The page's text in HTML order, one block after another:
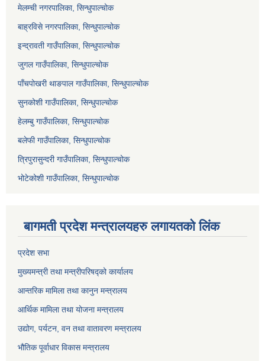
मेलम्ची नगरपालिका, सिन्धुपाल्चोक
बाह्रविसे नगरपालिका, सिन्धुपाल्चोक
इन्द्रावती गाउँपालिका, सिन्धुपाल्चोक
जुगल गाउँपालिका, सिन्धुपाल्चोक
पाँचपोखरी थाङपाल गाउँपालिका, सिन्धुपाल्चोक
सुनकोशी गाउँपालिका, सिन्धुपाल्चोक
हेलम्बु गाउँपालिका, सिन्धुपाल्चोक
बलेफी गाउँपालिका, सिन्धुपाल्चोक
त्रिपुरासुन्दरी गाउँपालिका, सिन्धुपाल्चोक
भोटेकोशी गाउँपालिका, सिन्धुपाल्चोक
बागमती प्रदेश मन्त्रालयहरु लगायतको लिंक
प्रदेश सभा
मुख्यमन्त्री तथा मन्त्रीपरिषद्को कार्यालय
आन्तरिक मामिला तथा कानुन मन्त्रालय
आर्थिक मामिला तथा योजना मन्त्रालय
उद्योग, पर्यटन, वन तथा वातावरण मन्त्रालय
भौतिक पूर्वाधार विकास मन्त्रालय